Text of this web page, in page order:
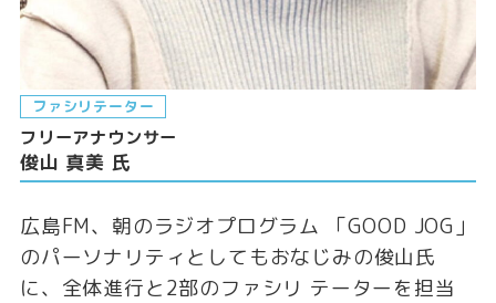
ファシリテーター
フリーアナウンサー
俊山 真美 氏
広島FM、朝のラジオプログラム 「GOOD JOG」
のパーソナリティとしてもおなじみの俊山氏
に、全体進行と2部のファシリ テーターを担当